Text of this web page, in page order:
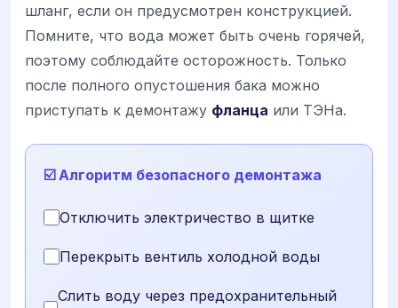
шланг, если он предусмотрен конструкцией.
Помните, что вода может быть очень горячей,
поэтому соблюдайте осторожность. Только
после полного опустошения бака можно
приступать к демонтажу фланца или ТЭНа.
☑️ Алгоритм безопасного демонтажа
Отключить электричество в щитке
Перекрыть вентиль холодной воды
Слить воду через предохранительный